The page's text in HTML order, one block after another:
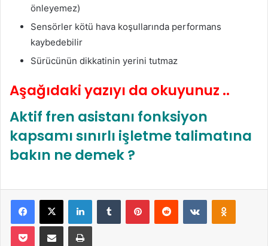
önleyemez)
Sensörler kötü hava koşullarında performans
kaybedebilir
Sürücünün dikkatinin yerini tutmaz
Aşağıdaki yazıyı da okuyunuz ..
Aktif fren asistanı fonksiyon
kapsamı sınırlı işletme talimatına
bakın ne demek ?
Facebook
X LinkedInTumblr PinterestReddit VKontakte
Pocket E-Posta ile paylaş Yazdır